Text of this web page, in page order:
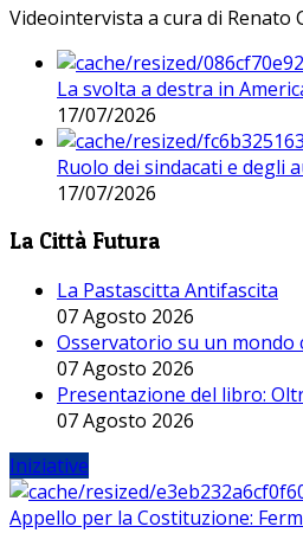
Videointervista a cura di
La svolta a destra in
17/07/2026
Ruolo dei sindacati e degli
17/07/2026
La Città Futura
La Pastascitta Antifascita
07 Agosto 2026
Osservatorio su un mondo
07 Agosto 2026
Presentazione del libro:
07 Agosto 2026
Iniziative
Appello per la Costituzione: